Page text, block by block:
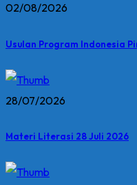
02/08/2026
Usulan Program Indonesia
28/07/2026
Materi Literasi 28 Juli 2026